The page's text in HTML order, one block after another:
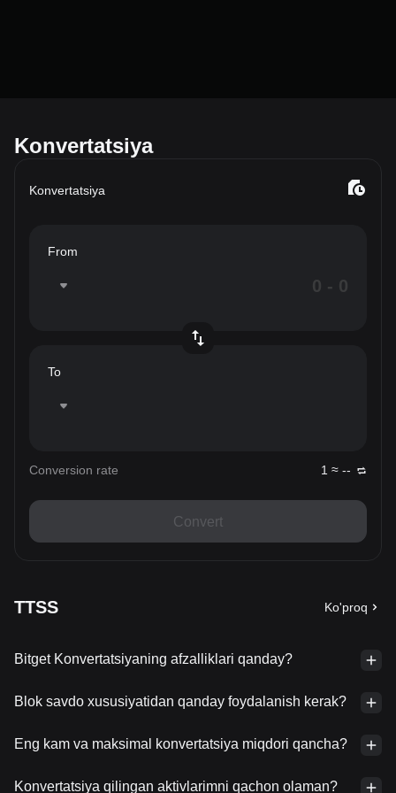
Konvertatsiya
Konvertatsiya
From
To
Conversion rate 1 ≈ --
Convert
TTSS Ko'proq
Bitget Konvertatsiyaning afzalliklari qanday?
Blok savdo xususiyatidan qanday foydalanish kerak?
Eng kam va maksimal konvertatsiya miqdori qancha?
Konvertatsiya qilingan aktivlarimni qachon olaman?